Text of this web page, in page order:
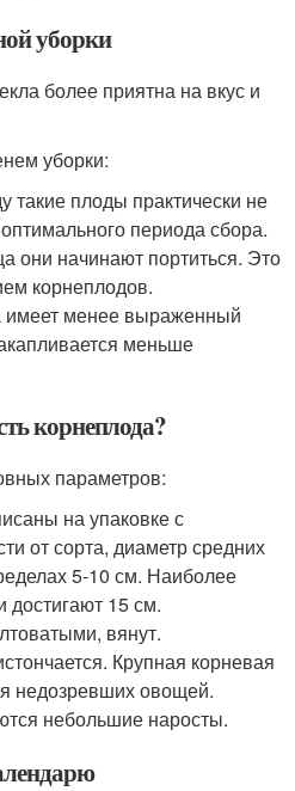
уборки
более приятна на вкус и
уборки:
такие плоды практически не
периода сбора.
они начинают портиться. Это
корнеплодов.
имеет менее выраженный
меньше
корнеплода?
параметров:
на упаковке с
от сорта, диаметр средних
5-10 см. Наиболее
достигают 15 см.
вянут.
Крупная корневая
недозревших овощей.
небольшие наросты.